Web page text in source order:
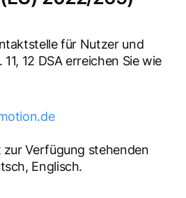
für Nutzer und
12 DSA erreichen Sie wie
Verfügung stehenden
Englisch.